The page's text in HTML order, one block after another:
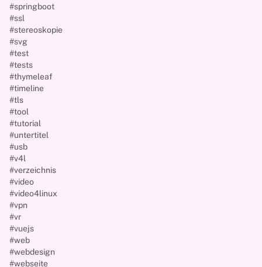
#springboot
#ssl
#stereoskopie
#svg
#test
#tests
#thymeleaf
#timeline
#tls
#tool
#tutorial
#untertitel
#usb
#v4l
#verzeichnis
#video
#video4linux
#vpn
#vr
#vuejs
#web
#webdesign
#webseite